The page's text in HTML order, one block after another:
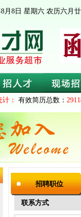
8月8日 星期六 农历六月
： 有效简历总数：
招聘职位
联系方式